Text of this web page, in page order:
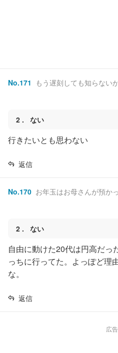
No.171 もう遅刻しても知らない
2 ない
行きたいとも思わない
返信
No.170 お年玉はお母さんが預か
2 ない
自由に動けた20代は円高だっ
っちに行ってた。よっぽど理
な。
返信
広告